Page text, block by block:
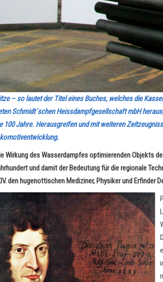
– so lautet der Titel eines Buches, welches die
Schmidt´schen Heissdampfgesellschaft mbH
100 Jahre. Herausgreifen und mit weiteren
Wirkung des Wasserdampfes optimierenden Objekts
und damit der Bedeutung für die regionale
den hugenottischen Mediziner, Physiker und Erfinder